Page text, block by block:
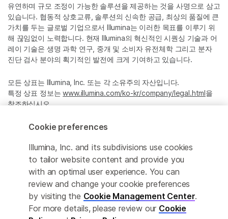
유연하며 규모 조정이 가능한 솔루션을 제공하는 것을 사명으로 삼고
있습니다. 협동적 상호교류, 솔루션의 신속한 공급, 최상의 품질에 큰
가치를 두는 글로벌 기업으로서 Illumina는 이러한 목표를 이루기 위
해 끊임없이 노력합니다. 현재 Illumina의 혁신적인 시퀀싱 기술과 어
레이 기술은 생명 과학 연구, 중개 및 소비자 유전체학 그리고 분자
진단 검사 분야의 획기적인 발전에 크게 기여하고 있습니다.
모든 상표는 Illumina, Inc. 또는 각 소유주의 자산입니다.
특정 상표 정보는www.illumina.com/ko-kr/company/legal.html을
참조하십시오.
Privacy Policy
© 2026 Illumina, Inc. All rights reserved.
Cookie preferences
Illumina, Inc. and its subdivisions use cookies
to tailor website content and provide you
with an optimal user experience. You can
review and change your cookie preferences
by visiting the Cookie Management Center.
For more details, please review our Cookie